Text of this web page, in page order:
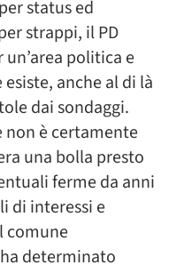
status ed
strappi, il PD
politica e
anche al di là
dai sondaggi.
non è certamente
una bolla presto
ferme da anni
di interessi e
comune
determinato